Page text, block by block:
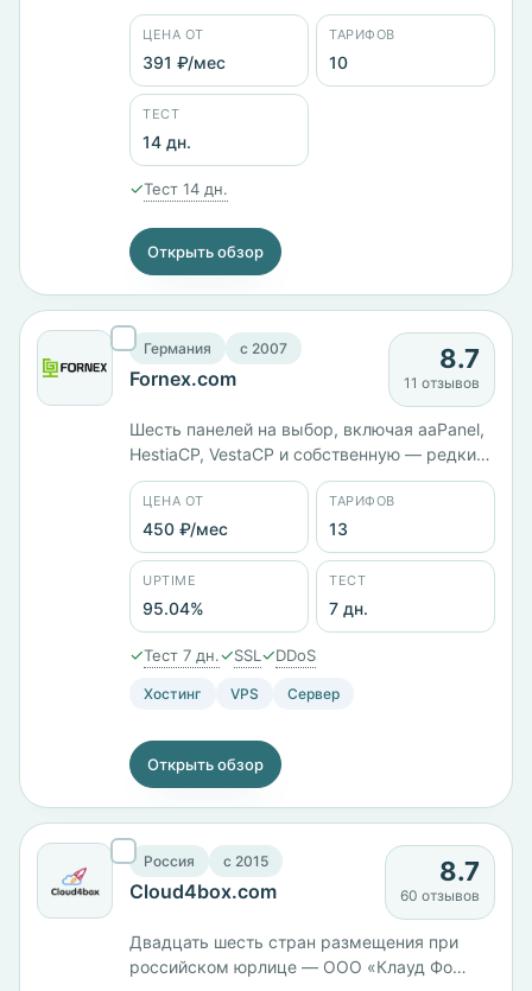
Эстония, Украина, Россия, США и Канада.
Панелей шесть, среди них aaPanel и
HestiaCP. Линейка Linux SSD VPS идёт от
Lite за 391 ₽/мес до Elite с 6 ядрами и 16 ГБ
памяти за 4695 ₽/мес. Оплата картой,
PayPal или WebMoney. С 2005 года.
ЦЕНА ОТ
391 ₽/мес
ТАРИФОВ
10
ТЕСТ
14 дн.
✓Тест 14 дн.
Открыть обзор
Германия c 2007
Fornex.com
8.7
11 отзывов
Шесть панелей на выбор, включая aaPanel,
HestiaCP, VestaCP и собственную — редкий
разброс. Работает с 2007 года, юрлицо
российское, ИП Лавков. Площадки в
восьми странах, 13 тарифов от 450 ₽/мес,
есть отдельная линейка VPS на ARM.
Тестовый период 7 дней, предусмотрен
возврат средств. Заявленный uptime —
95,04%.
ЦЕНА ОТ
450 ₽/мес
ТАРИФОВ
13
UPTIME
95.04%
ТЕСТ
7 дн.
✓Тест 7 дн.✓SSL ✓DDoS
Хостинг VPS Сервер
Открыть обзор
Россия c 2015
Cloud4box.com
8.7
60 отзывов
Двадцать шесть стран размещения при
российском юрлице — ООО «Клауд Фо